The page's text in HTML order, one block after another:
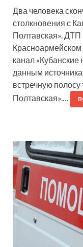
Два человека
столкновения с
Полтавская».
канал
данным
встречную
Полтавская».…